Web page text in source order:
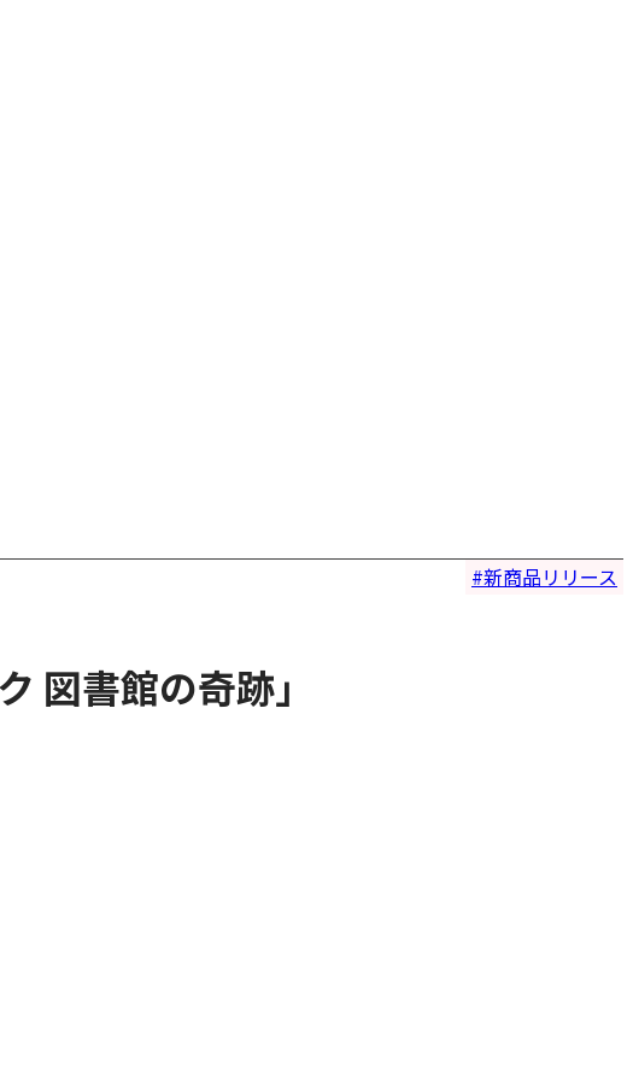
新商品リリース
図書館の奇跡」